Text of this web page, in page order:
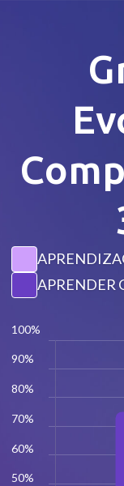
APRENDER
100%
90%
80%
70%
60%
50%